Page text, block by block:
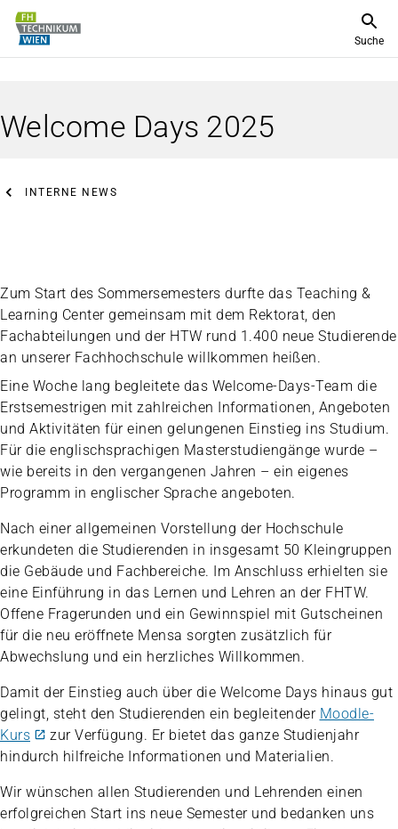
Suche
Welcome Days 2025
INTERNE NEWS
Zum Start des Sommersemesters durfte das Teaching &
Learning Center gemeinsam mit dem Rektorat, den
Fachabteilungen und der HTW rund 1.400 neue Studierende
an unserer Fachhochschule willkommen heißen.
Eine Woche lang begleitete das Welcome-Days-Team die
Erstsemestrigen mit zahlreichen Informationen, Angeboten
und Aktivitäten für einen gelungenen Einstieg ins Studium.
Für die englischsprachigen Masterstudiengänge wurde –
wie bereits in den vergangenen Jahren – ein eigenes
Programm in englischer Sprache angeboten.
Nach einer allgemeinen Vorstellung der Hochschule
erkundeten die Studierenden in insgesamt 50 Kleingruppen
die Gebäude und Fachbereiche. Im Anschluss erhielten sie
eine Einführung in das Lernen und Lehren an der FHTW.
Offene Fragerunden und ein Gewinnspiel mit Gutscheinen
für die neu eröffnete Mensa sorgten zusätzlich für
Abwechslung und ein herzliches Willkommen.
Damit der Einstieg auch über die Welcome Days hinaus gut
gelingt, steht den Studierenden ein begleitender Moodle-
Kurs
zur Verfügung. Er bietet das ganze Studienjahr
hindurch hilfreiche Informationen und Materialien.
Wir wünschen allen Studierenden und Lehrenden einen
erfolgreichen Start ins neue Semester und bedanken uns